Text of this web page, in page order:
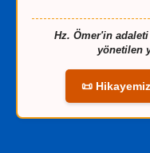
Hz. Ömer'in
yönetilen
📜